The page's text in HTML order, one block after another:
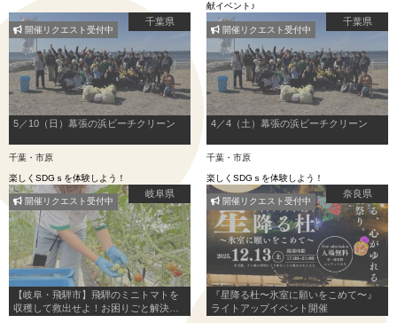
献イベント♪
千葉県
5／10（日）幕張の浜ビーチクリーン
千葉・市原
楽しくSDGｓを体験しよう！
開催リクエスト受付中
千葉県
4／4（土）幕張の浜ビーチクリーン
千葉・市原
楽しくSDGｓを体験しよう！
開催リクエスト受付中
岐阜県
【岐阜・飛騨市】飛騨のミニトマトを
収穫して救出せよ！お困りごと解決で
開催リクエスト受付中
奈良県
『星降る杜〜氷室に願いをこめて〜』
ライトアップイベント開催
開催リクエスト受付中